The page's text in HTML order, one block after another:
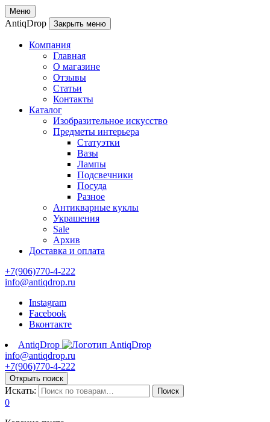
Меню
AntiqDrop Закрыть меню
Компания
Главная
О магазине
Отзывы
Статьи
Контакты
Каталог
Изобразительное искусство
Предметы интерьера
Статуэтки
Вазы
Лампы
Подсвечники
Посуда
Разное
Антикварные куклы
Украшения
Sale
Архив
Доставка и оплата
+7(906)770-4-222
info@antiqdrop.ru
Instagram
Facebook
Вконтакте
AntiqDrop
info@antiqdrop.ru
+7(906)770-4-222
Открыть поиск
Искать: Поиск
0